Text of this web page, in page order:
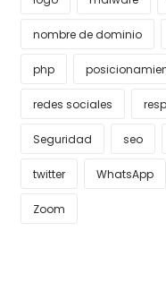
nombre de dominio
php
redes sociales
Seguridad seo
twitter WhatsApp
Zoom